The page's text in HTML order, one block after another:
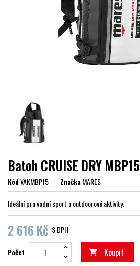
Batoh CRUISE DRY MBP15
KódVAKMBP15 ZnačkaMARES
Ideální pro vodní sport a outdoorové aktivity.
2 616 Kč S DPH
Počet  Koupit